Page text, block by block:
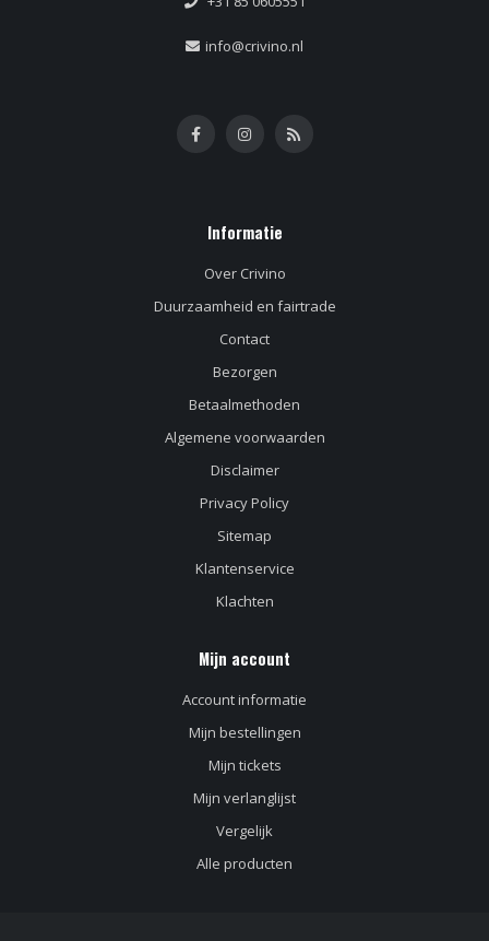
info@crivino.nl
Informatie
Over Crivino
Duurzaamheid en fairtrade
Contact
Bezorgen
Betaalmethoden
Algemene voorwaarden
Disclaimer
Privacy Policy
Sitemap
Klantenservice
Klachten
Mijn account
Account informatie
Mijn bestellingen
Mijn tickets
Mijn verlanglijst
Vergelijk
Alle producten